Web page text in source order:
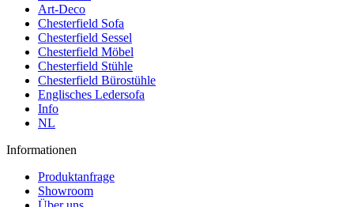
Art-Deco
Chesterfield Sofa
Chesterfield Sessel
Chesterfield Möbel
Chesterfield Stühle
Chesterfield Bürostühle
Englisches Ledersofa
Info
NL
Informationen
Produktanfrage
Showroom